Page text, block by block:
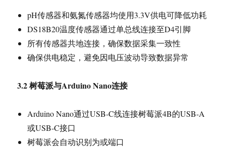
pH传感器和氨氮传感器均使用3.3V供电可降低功耗
DS18B20温度传感器通过单总线连接至D4引脚
所有传感器共地连接，确保数据采集一致性
确保供电稳定，避免因电压波动导致数据异常
3.2树莓派与Arduino Nano连接
Arduino Nano通过USB-C线连接树莓派4B的USB-A
或USB-C接口
树莓派会自动识别为或端口